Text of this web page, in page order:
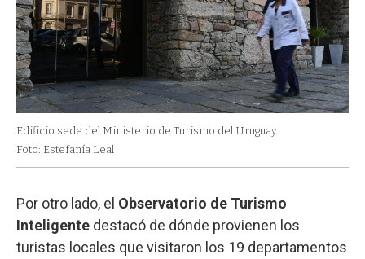
Edificio sede del Ministerio de Turismo del Uruguay.
Foto: Estefanía Leal
Por otro lado, el Observatorio de Turismo
Inteligente destacó de dónde provienen los
turistas locales que visitaron los 19 departamentos